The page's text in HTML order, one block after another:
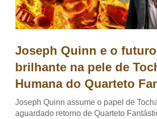
Joseph Quinn e o futuro
brilhante na pele de
Humana do Quarteto
Joseph Quinn assume o papel de
aguardado retorno de Quarteto